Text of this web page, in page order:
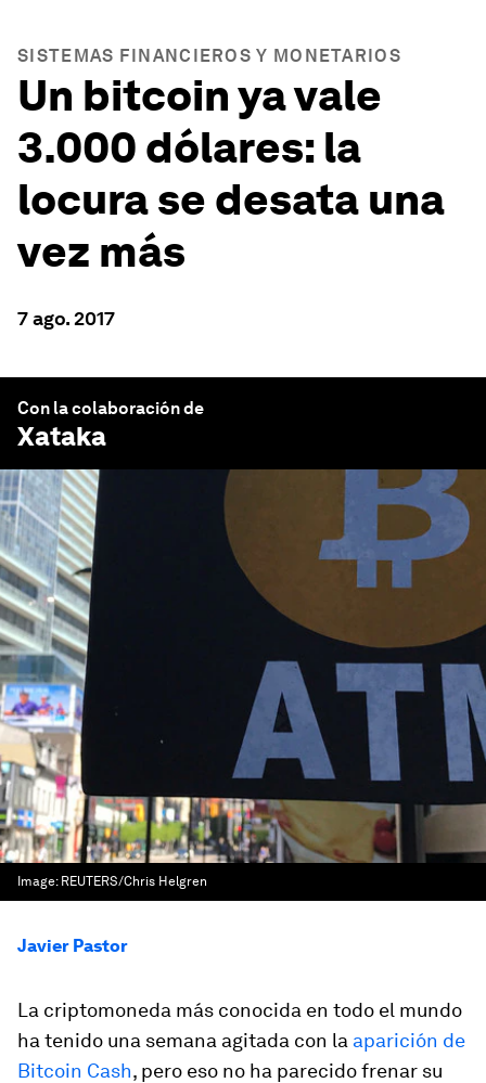
SISTEMAS FINANCIEROS Y MONETARIOS
Un bitcoin ya vale
3.000 dólares: la
locura se desata una
vez más
7 ago. 2017
Con la colaboración de
Xataka
Image: REUTERS/Chris Helgren
Javier Pastor
La criptomoneda más conocida en todo el mundo
ha tenido una semana agitada con la aparición de
Bitcoin Cash, pero eso no ha parecido frenar su